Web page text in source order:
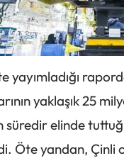
yayımladığı
yaklaşık 25
süredir elinde
Öte yandan, Çinli